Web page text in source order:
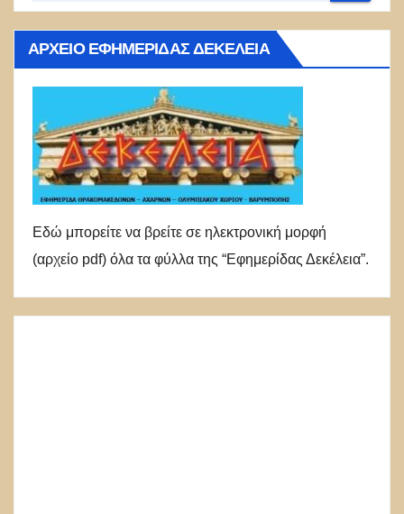
ΑΡΧΕΊΟ ΕΦΗΜΕΡΊΔΑΣ ΔΕΚΈΛΕΙΑ
Εδώ μπορείτε να βρείτε σε ηλεκτρονική μορφή
(αρχείο pdf) όλα τα φύλλα της “Εφημερίδας Δεκέλεια”.